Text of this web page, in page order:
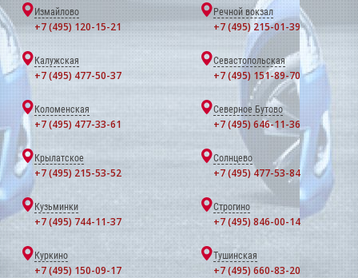
Измайлово
+7 (495) 120-15-21
Речной вокзал
+7 (495) 215-01-39
Калужская
+7 (495) 477-50-37
Севастопольская
+7 (495) 151-89-70
Коломенская
+7 (495) 477-33-61
Северное Бутово
+7 (495) 646-11-36
Крылатское
+7 (495) 215-53-52
Солнцево
+7 (495) 477-53-84
Кузьминки
+7 (495) 744-11-37
Строгино
+7 (495) 846-00-14
Куркино
+7 (495) 150-09-17
Тушинская
+7 (495) 660-83-20